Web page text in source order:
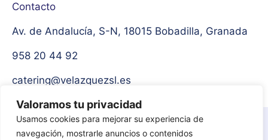
Valoramos tu privacidad
Usamos cookies para mejorar su experiencia de
navegación, mostrarle anuncios o contenidos
Contacto
Av. de Andalucía, S-N, 18015 Bobadilla, Granada
958 20 44 92
catering@velazquezsl.es
Aviso Legal Política de privacidad